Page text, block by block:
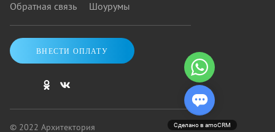
Обратная связь Шоурумы
ВНЕСТИ ОПЛАТУ
© 2022 Архитектория Сделано в amoCRM